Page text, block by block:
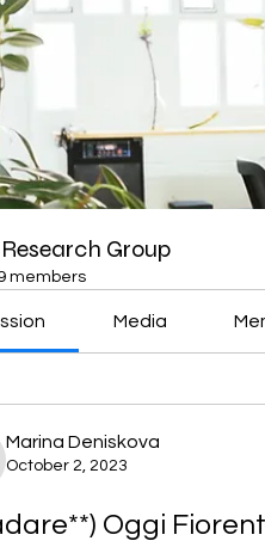
Group
members
Media
Marina Deniskova
October 2, 2023
Oggi